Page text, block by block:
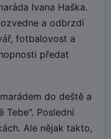
Ivana Haška.
a odbrzdí
fotbalovost a
předat
do deště a
Tebe". Poslední
Ale nějak takto,